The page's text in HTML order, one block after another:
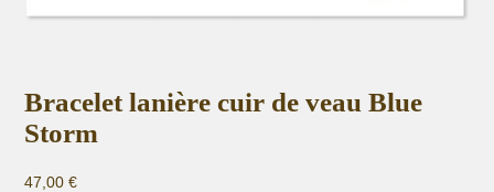
Bracelet lanière cuir de veau Blue
Storm
47,00€